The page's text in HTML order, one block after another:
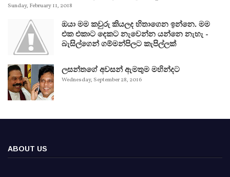
Sunday, February 11, 2018
ඔයා මම කවුරු කියලද හිතාගෙන ඉන්නෙ. මම
එක එකාට දෙකට නැවෙන්න යන්නෙ නැහැ -
බැසිල්ගෙන් ගම්මන්පිලට කැපිල්ලක්
ලසන්තගේ අවසන් ඇමතුම මහින්දට
Wednesday, September 28, 2016
ABOUT US